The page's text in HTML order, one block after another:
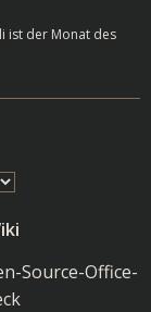
ist der Monat des
Source-Office-